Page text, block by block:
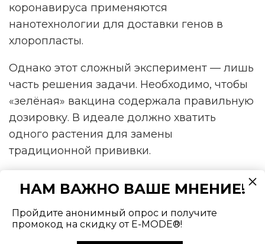
коронавируса применяются
нанотехнологии для доставки генов в
хлоропласты.
Однако этот сложный эксперимент — лишь
часть решения задачи. Необходимо, чтобы
«зелёная» вакцина содержала правильную
дозировку. В идеале должно хватить
одного растения для замены
традиционной прививки.
достижению цели. Для тестов они выбрали
шпинат и листовой салат. Если
тестирование закончится благополучно, то
НАМ ВАЖНО ВАШЕ МНЕНИЕ!
Пройдите анонимный опрос и получите
промокод на скидку от E-MODE®!